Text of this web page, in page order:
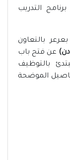
التدريب
بعرعر بالتعاون
عن فتح باب
بالتوظيف
الموضحة